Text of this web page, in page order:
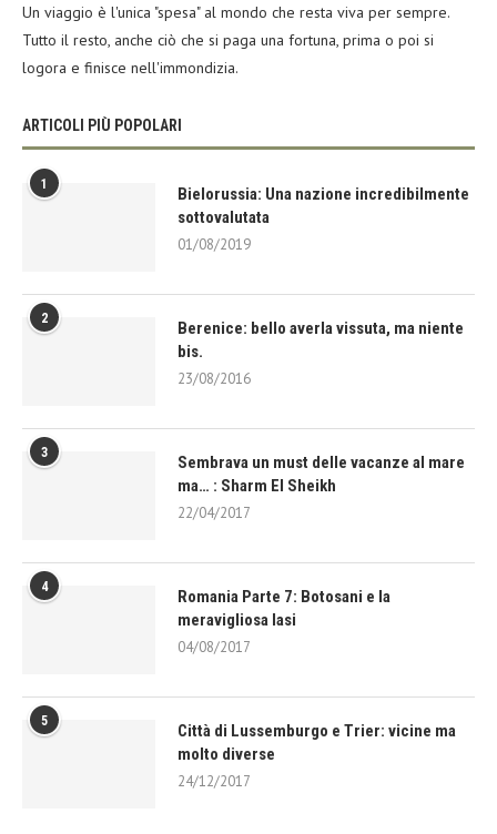
Un viaggio è l'unica "spesa" al mondo che resta viva per sempre.
Tutto il resto, anche ciò che si paga una fortuna, prima o poi si
logora e finisce nell'immondizia.
ARTICOLI PIÙ POPOLARI
1
Bielorussia: Una nazione incredibilmente
sottovalutata
01/08/2019
2
Berenice: bello averla vissuta, ma niente
bis.
23/08/2016
3
Sembrava un must delle vacanze al mare
ma… : Sharm El Sheikh
22/04/2017
4
Romania Parte 7: Botosani e la
meravigliosa Iasi
04/08/2017
5
Città di Lussemburgo e Trier: vicine ma
molto diverse
24/12/2017